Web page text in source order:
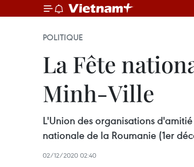
POLITIQUE
La Fête
Minh-Ville
L'Union des organisations
nationale de la Roumanie (1er
02/12/2020 02:40